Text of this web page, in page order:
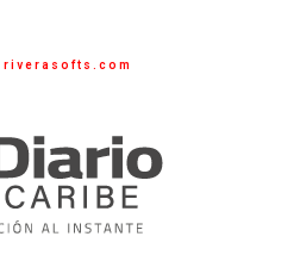
riverasofts.com